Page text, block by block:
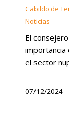
Cabildo de
Noticias
El
importancia
el sector
07/12/2024